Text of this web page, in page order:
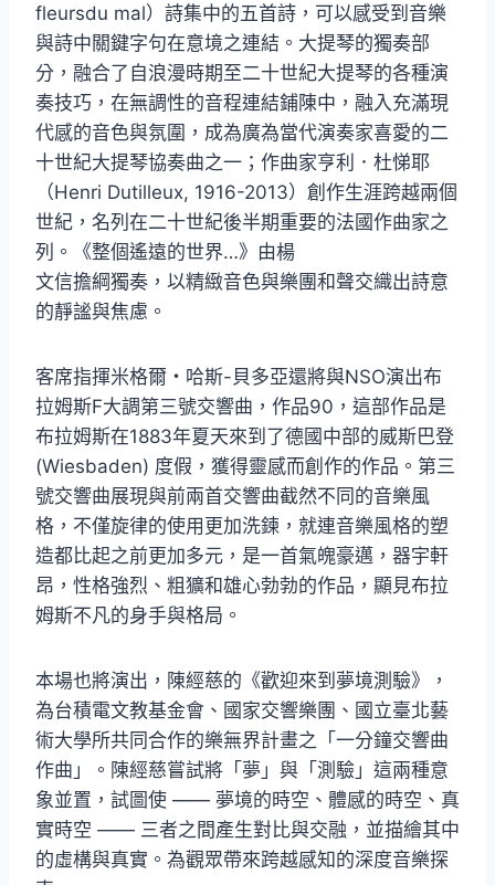
fleursdu mal）詩集中的五首詩，可以感受到音樂
與詩中關鍵字句在意境之連結。大提琴的獨奏部
分，融合了自浪漫時期至二十世紀大提琴的各種演
奏技巧，在無調性的音程連結鋪陳中，融入充滿現
代感的音色與氛圍，成為廣為當代演奏家喜愛的二
十世紀大提琴協奏曲之一；作曲家亨利．杜悌耶
（Henri Dutilleux, 1916-2013）創作生涯跨越兩個
世紀，名列在二十世紀後半期重要的法國作曲家之
列。《整個遙遠的世界…》由楊
文信擔綱獨奏，以精緻音色與樂團和聲交織出詩意
的靜謐與焦慮。
客席指揮米格爾・哈斯-貝多亞還將與NSO演出布
拉姆斯F大調第三號交響曲，作品90，這部作品是
布拉姆斯在1883年夏天來到了德國中部的威斯巴登
(Wiesbaden) 度假，獲得靈感而創作的作品。第三
號交響曲展現與前兩首交響曲截然不同的音樂風
格，不僅旋律的使用更加洗鍊，就連音樂風格的塑
造都比起之前更加多元，是一首氣魄豪邁，器宇軒
昂，性格強烈、粗獷和雄心勃勃的作品，顯見布拉
姆斯不凡的身手與格局。
本場也將演出，陳經慈的《歡迎來到夢境測驗》，
為台積電文教基金會、國家交響樂團、國立臺北藝
術大學所共同合作的樂無界計畫之「一分鐘交響曲
作曲」。陳經慈嘗試將「夢」與「測驗」這兩種意
象並置，試圖使 —— 夢境的時空、體感的時空、真
實時空 —— 三者之間產生對比與交融，並描繪其中
的虛構與真實。為觀眾帶來跨越感知的深度音樂探